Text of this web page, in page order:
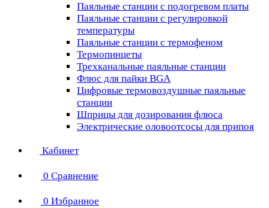
Паяльные станции с подогревом платы
Паяльные станции с регулировкой
температуры
Паяльные станции с термофеном
Термопинцеты
Трехканальные паяльные станции
Флюс для пайки BGA
Цифровые термовоздушные паяльные
станции
Шприцы для дозирования флюса
Электрические оловоотсосы для припоя
Кабинет
0 Сравнение
0 Избранное